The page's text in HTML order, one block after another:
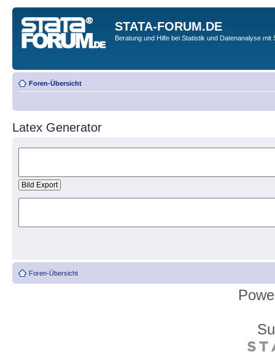
STATA-FORUM.DE
Beratung und Hilfe bei Statistik und Datenanalyse mit
Foren-Übersicht
Latex Generator
Foren-Übersicht